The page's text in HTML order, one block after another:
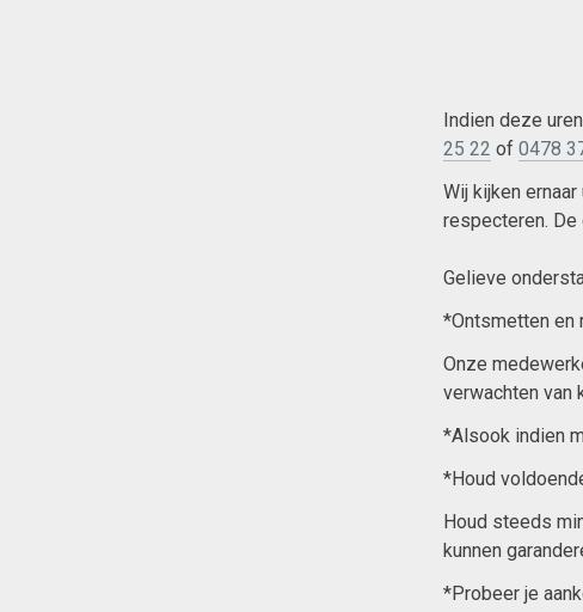
Indien deze
25 22 of0478
Wij kijken
respecteren.
Gelieve
*Ontsmetten en
Onze
verwachten van
*Alsook indien
*Houd
Houd steeds
kunnen
*Probeer je